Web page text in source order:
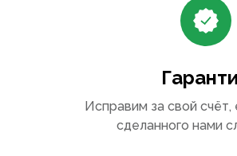
Исправим за свой счёт,
сделанного нами